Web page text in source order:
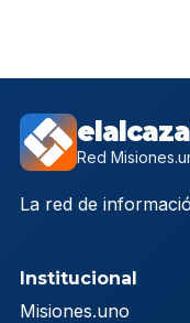
Red
La red de
Institucional
Misiones.uno